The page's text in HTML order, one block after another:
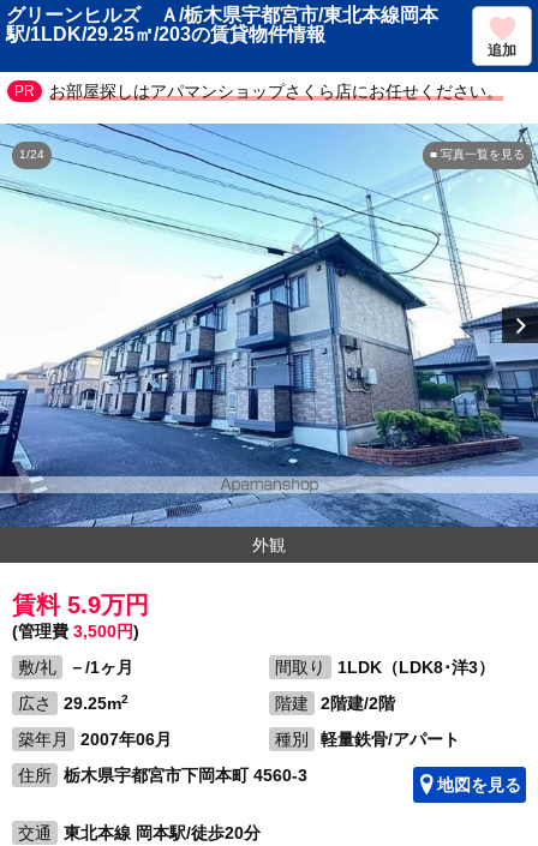
グリーンヒルズ Ａ/栃木県宇都宮市/東北本線岡本
駅/1LDK/29.25㎡/203の賃貸物件情報
追加
お部屋探しはアパマンショップさくら店にお任せください。
■ 写真一覧を見る
1/24
外観
賃料 5.9万円
(管理費 3,500円)
敷/礼
－/1ヶ月 間取り
1LDK（LDK8･洋3）
広さ
29.25m2 階建
2階建/2階
築年月
2007年06月 種別
軽量鉄骨/アパート
住所
栃木県宇都宮市下岡本町 4560-3 地図を見る
交通 東北本線 岡本駅/徒歩20分